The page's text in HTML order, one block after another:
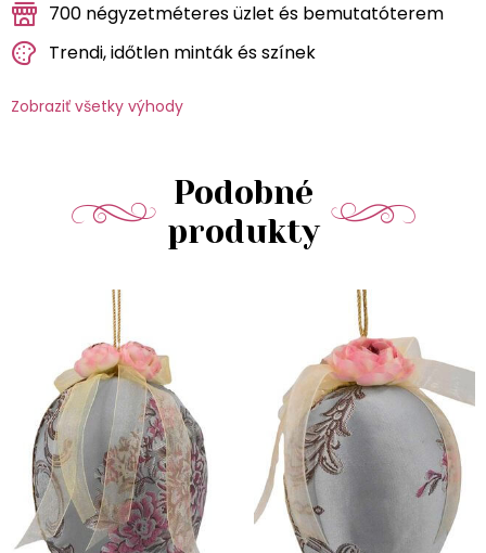
700 négyzetméteres üzlet és bemutatóterem
Trendi, időtlen minták és színek
Zobraziť všetky výhody
Podobné
produkty